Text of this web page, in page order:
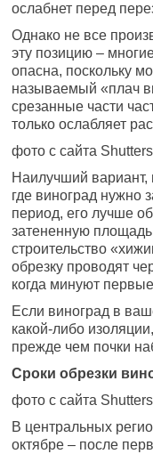
ослабнет перед
Однако не все
эту позицию –
опасна, поскольку
называемый «плач
срезанные части
только ослабляет
фото с сайта
Наилучший вариант,
где виноград нужно
период, его лучше
затененную площадь
строительство
обрезку проводят
когда минуют
Если виноград в
какой-либо
прежде чем почки
Сроки обрезки
фото с сайта
В центральных
октябре – после